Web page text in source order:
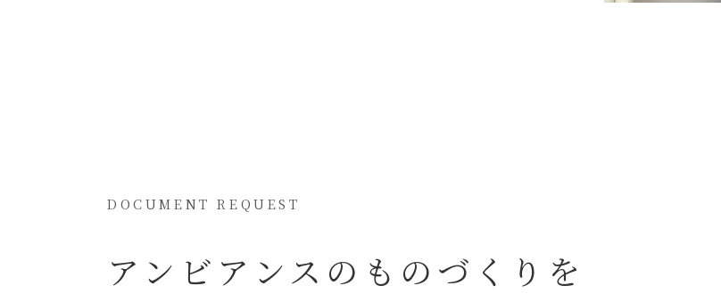
DOCUMENT REQUEST
アンビアンスの ものづくりを